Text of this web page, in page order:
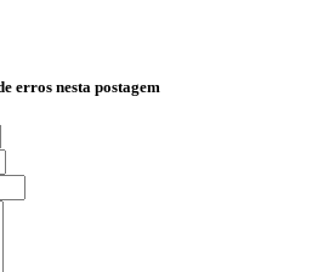
erros nesta postagem